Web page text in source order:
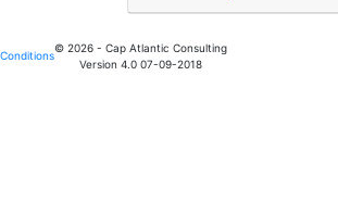
Conditions
© 2026 - Cap Atlantic Consulting
Version 4.0 07-09-2018